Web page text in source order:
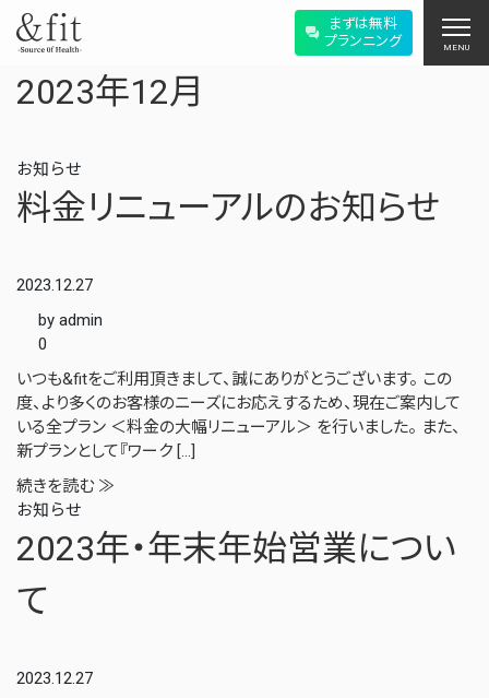
まずは無料
プランニング
MENU
2023年12月
お知らせ
料金リニューアルのお知らせ
2023.12.27
by admin
0
いつも&fitをご利用頂きまして、誠にありがとうございます。 この
度、より多くのお客様のニーズにお応えするため、現在ご案内して
いる全プラン ＜料金の大幅リニューアル＞ を行いました。 また、
新プランとして『ワーク […]
続きを読む ≫
お知らせ
2023年・年末年始営業につい
て
2023.12.27